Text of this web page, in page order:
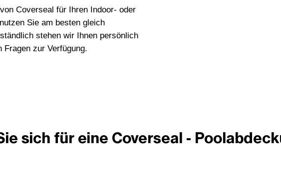
Coverseal für Ihren Indoor- oder
Sie am besten gleich
stehen wir Ihnen persönlich
Fragen zur Verfügung.
sich für eine Coverseal -